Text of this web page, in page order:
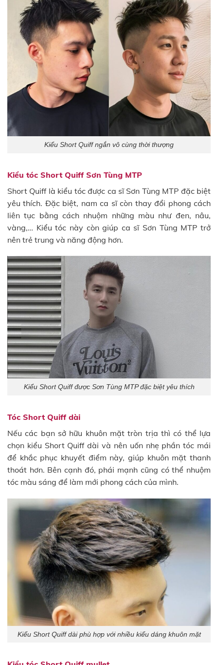
Kiểu Short Quiff ngắn vô cùng thời thượng
Kiểu tóc Short Quiff Sơn Tùng MTP
Short Quiff là kiểu tóc được ca sĩ Sơn Tùng MTP đặc biệt
yêu thích. Đặc biệt, nam ca sĩ còn thay đổi phong cách
liên tục bằng cách nhuộm những màu như đen, nâu,
vàng,… Kiểu tóc này còn giúp ca sĩ Sơn Tùng MTP trở
nên trẻ trung và năng động hơn.
Kiểu Short Quiff được Sơn Tùng MTP đặc biệt yêu thích
Tóc Short Quiff dài
Nếu các bạn sở hữu khuôn mặt tròn trịa thì có thể lựa
chọn kiểu Short Quiff dài và nên uốn nhẹ phần tóc mái
để khắc phục khuyết điểm này, giúp khuôn mặt thanh
thoát hơn. Bên cạnh đó, phái mạnh cũng có thể nhuộm
tóc màu sáng để làm mới phong cách của mình.
Kiểu Short Quiff dài phù hợp với nhiều kiểu dáng khuôn mặt